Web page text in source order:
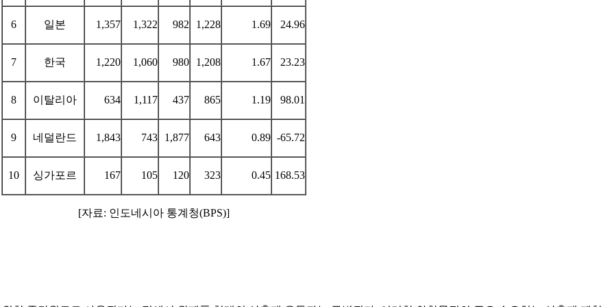
6 일본 1,357 1,322 982 1,228 1.69 24.96
7 한국 1,220 1,060 980 1,208 1.67 23.23
8 이탈리아 634 1,117 437 865 1.19 98.01
9 네덜란드 1,843 743 1,877 643 0.89 -65.72
10 싱가포르 167 105 120 323 0.45 168.53
[자료: 인도네시아 통계청(BPS)]